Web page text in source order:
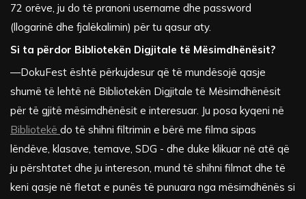
72 orëve, ju do të pranoni username dhe password
(llogarinë dhe fjalëkalimin) për tu qasur aty.
Si ta përdor Bibliotekën Digjitale të Mësimdhënësit?
—DokuFest është përkujdesur që të mundësojë qasje
shumë të lehtë në Bibliotekën Digjitale të Mësimdhënësit
për të gjitë mësimdhënësit e interesuar. Ju posa kyqeni në
Bibliotekë do të shihni filtrimin e bërë me filma sipas
lëndëve, klasave, temave, SDG - dhe duke klikuar në atë që
ju përshtatet dhe ju intereson, mund të shihni filmat dhe të
keni qasje në fletat e punës të punuara nga mësimdhënës si